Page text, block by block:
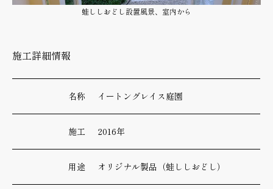
蛙ししおどし設置風景、室内から
施工詳細情報
名称 イートングレイス庭園
施工 2016年
用途 オリジナル製品（蛙ししおどし）